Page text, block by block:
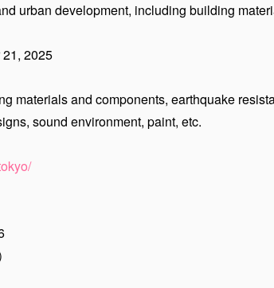
urban development, including building
2025
materials and components, earthquake
sound environment, paint, etc.